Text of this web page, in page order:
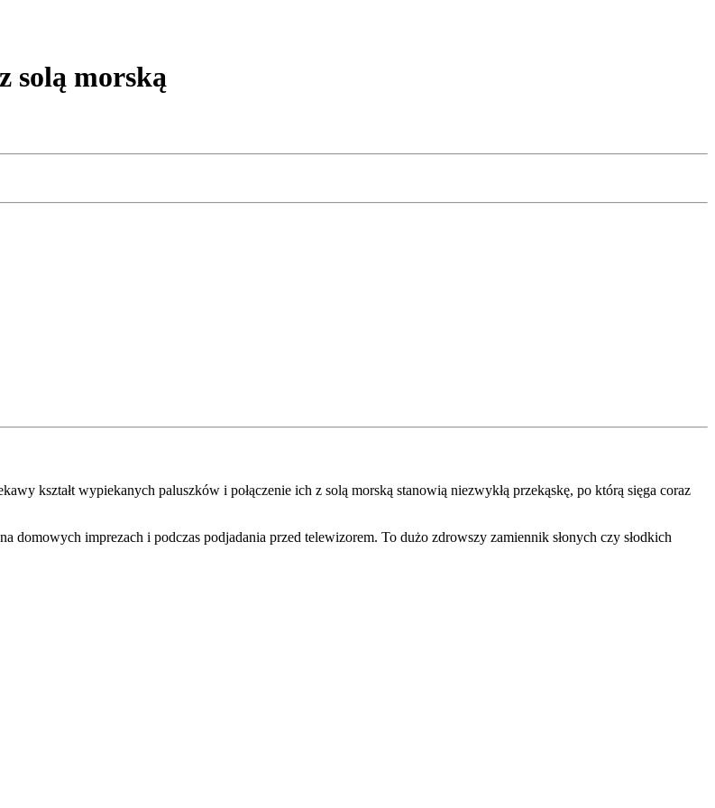
solą morską
kształt wypiekanych paluszków i połączenie ich z solą morską stanowią niezwykłą przekąskę, po którą sięga coraz
domowych imprezach i podczas podjadania przed telewizorem. To dużo zdrowszy zamiennik słonych czy słodkich